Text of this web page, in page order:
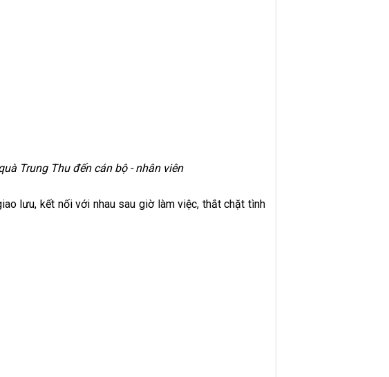
Trung Thu đến cán bộ - nhân viên
lưu, kết nối với nhau sau giờ làm việc, thắt chặt tình